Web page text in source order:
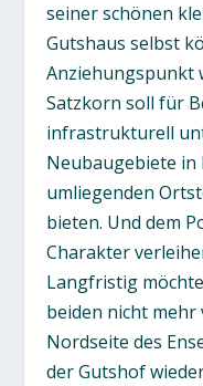
seiner schönen
Gutshaus selbst
Anziehungspunkt
Satzkorn soll für
infrastrukturell
Neubaugebiete in
umliegenden
bieten. Und dem
Charakter
Langfristig
beiden nicht mehr
Nordseite des
der Gutshof